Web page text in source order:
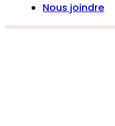
Nous joindre